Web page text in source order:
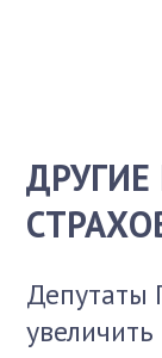
Депутаты